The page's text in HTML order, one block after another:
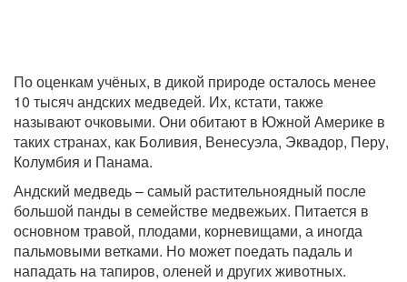
По оценкам учёных, в дикой природе осталось менее
10 тысяч андских медведей. Их, кстати, также
называют очковыми. Они обитают в Южной Америке в
таких странах, как Боливия, Венесуэла, Эквадор, Перу,
Колумбия и Панама.
Андский медведь – самый растительноядный после
большой панды в семействе медвежьих. Питается в
основном травой, плодами, корневищами, а иногда
пальмовыми ветками. Но может поедать падаль и
нападать на тапиров, оленей и других животных.